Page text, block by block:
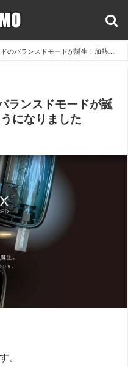
のバランスドモードが誕生！加熱モ
ランスドモードが誕
になりました
。